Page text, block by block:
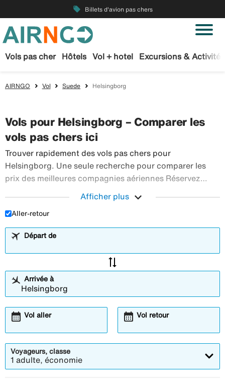
local_offer Billets d'avion pas chers
Vols pas cher Hôtels Vol + hotel Excursions & Activités
AIRNGO Vol Suede Helsingborg
Vols pour Helsingborg – Comparer les
vols pas chers ici
Trouver rapidement des vols pas chers pour
Helsingborg. Une seule recherche pour comparer les
prix des meilleures compagnies aériennes Réservez
notre offre étendue de voyages en avion à destination
du monde entier.
Afficher plus expand_more
Aller-retour
Départ de
sync_alt
Arrivée à
Vol aller
calendar_month Vol retour
calendar_month
Voyageurs, classe
1 adulte, économie